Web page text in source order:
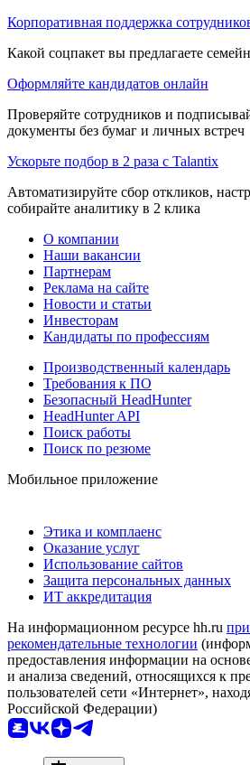
Корпоративная поддержка
Какой соцпакет вы предлагаете
Оформляйте кандидатов онлайн
Проверяйте сотрудников и
документы без бумаг и личных встреч
Ускорьте подбор в 2 раза с Talantix
Автоматизируйте сбор откликов,
собирайте аналитику в 2 клика
О компании
Наши вакансии
Партнерам
Реклама на сайте
Новости и статьи
Инвесторам
Кандидаты по профессиям
Производственный календарь
Требования к ПО
Безопасный HeadHunter
HeadHunter API
Поиск работы
Поиск по резюме
Мобильное приложение
Этика и комплаенс
Оказание услуг
Использование сайтов
Защита персональных данных
ИТ аккредитация
На информационном ресурсе hh.ru
рекомендательные технологии
предоставления информации на
и анализа сведений, относящихся к
пользователей сети «Интернет»,
Российской Федерации)